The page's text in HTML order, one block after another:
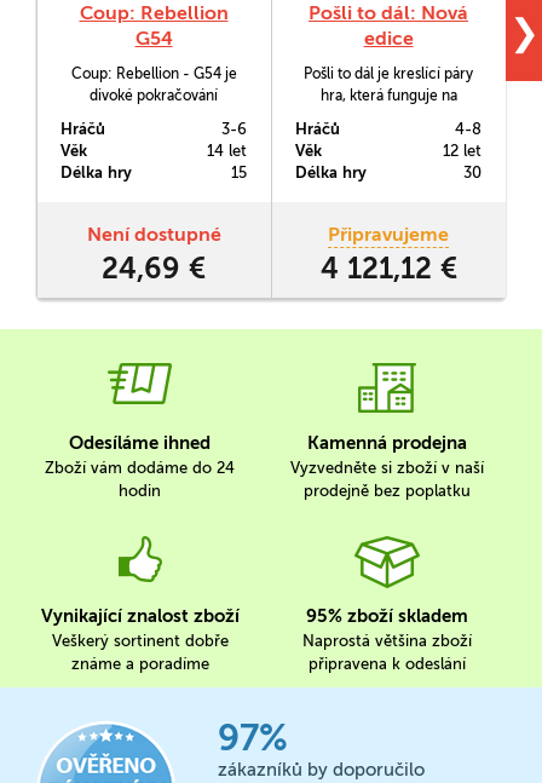
Coup: Rebellion
G54
Coup: Rebellion - G54 je
divoké pokračování
Tahty - Coup. Tato verze
pracuje se stejnými
jednoduchými pravidly jako
novou strategickou úroveň
díky náhodné volbě z 25
postav na začátku.
Hráčů
3-6
Věk
14 let
Délka hry
15
Není dostupné
24,69 €
Pošli to dál: Nová
edice
Pošli to dál je kreslící páry
hra, která funguje na
slovo nešeptáte spoluhráči
do ucha, ale kreslíte do
bloku. Schválně jaké slovo
Hráčů
4-8
Věk
12 let
Délka hry
30
Připravujeme
4 121,12 €
❯
Odesíláme ihned
Zboží vám dodáme do 24
hodin
Kamenná prodejna
Vyzvedněte si zboží v naší
prodejně bez poplatku
Vynikající znalost zboží
Veškerý sortinent dobře
známe a poradíme
95% zboží skladem
Naprostá většina zboží
připravena k odeslání
97%
zákazníků by doporučilo